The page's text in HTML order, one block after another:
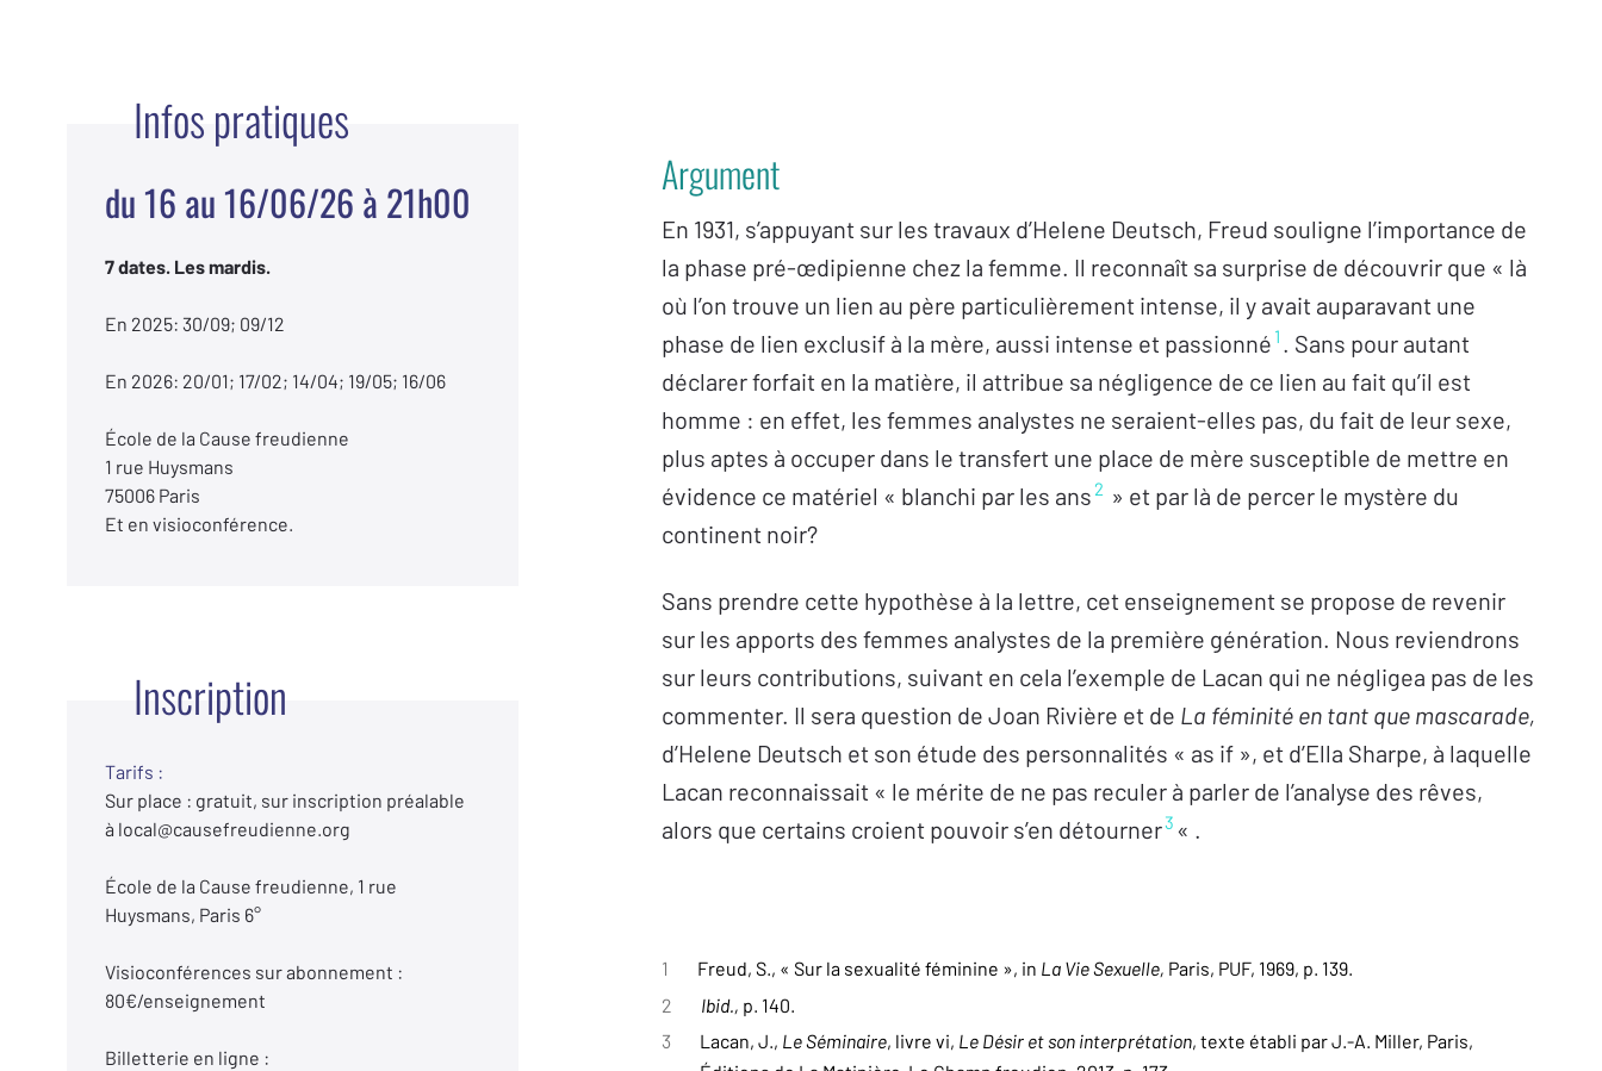
Infos pratiques
du 16 au 16/06/26 à 21h00
7 dates. Les mardis.
En 2025: 30/09; 09/12
En 2026: 20/01; 17/02; 14/04; 19/05; 16/06
École de la Cause freudienne
1 rue Huysmans
75006 Paris
Et en visioconférence.
Inscription
Tarifs :
Sur place : gratuit, sur inscription préalable
à local@causefreudienne.org
École de la Cause freudienne, 1 rue
Huysmans, Paris 6°
Visioconférences sur abonnement :
80€/enseignement
Billetterie en ligne :
Argument
En 1931, s’appuyant sur les travaux d’Helene Deutsch, Freud souligne l’importance de
la phase pré-œdipienne chez la femme. Il reconnaît sa surprise de découvrir que « là
où l’on trouve un lien au père particulièrement intense, il y avait auparavant une
phase de lien exclusif à la mère, aussi intense et passionné 1 . Sans pour autant
déclarer forfait en la matière, il attribue sa négligence de ce lien au fait qu’il est
homme : en effet, les femmes analystes ne seraient-elles pas, du fait de leur sexe,
plus aptes à occuper dans le transfert une place de mère susceptible de mettre en
évidence ce matériel « blanchi par les ans 2 » et par là de percer le mystère du
continent noir?
Sans prendre cette hypothèse à la lettre, cet enseignement se propose de revenir
sur les apports des femmes analystes de la première génération. Nous reviendrons
sur leurs contributions, suivant en cela l’exemple de Lacan qui ne négligea pas de les
commenter. Il sera question de Joan Rivière et de La féminité en tant que mascarade,
d’Helene Deutsch et son étude des personnalités « as if », et d’Ella Sharpe, à laquelle
Lacan reconnaissait « le mérite de ne pas reculer à parler de l’analyse des rêves,
alors que certains croient pouvoir s’en détourner3 « .
1 Freud, S., « Sur la sexualité féminine », in La Vie Sexuelle, Paris, PUF, 1969, p. 139.
2
Ibid., p. 140.
3
Lacan, J., Le Séminaire, livre vi, Le Désir et son interprétation, texte établi par J.‑A. Miller, Paris,